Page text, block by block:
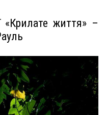
«Крилате життя» –